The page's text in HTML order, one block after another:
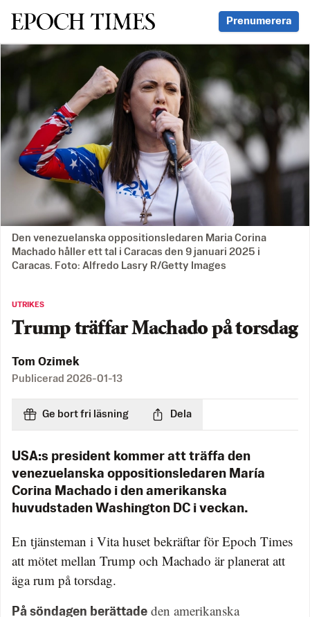
Svenska Epoch Times Prenumerera
Den venezuelanska oppositionsledaren Maria Corina
Machado håller ett tal i Caracas den 9 januari 2025 i
Caracas. Foto: Alfredo Lasry R/Getty Images
UTRIKES
Trump träffar Machado på torsdag
Tom Ozimek
Publicerad 2026-01-13
Ge bort fri läsning Dela
USA:s president kommer att träffa den
venezuelanska oppositionsledaren María
Corina Machado i den amerikanska
huvudstaden Washington DC i veckan.
En tjänsteman i Vita huset bekräftar för Epoch Times
att mötet mellan Trump och Machado är planerat att
äga rum på torsdag.
På söndagen berättade den amerikanska